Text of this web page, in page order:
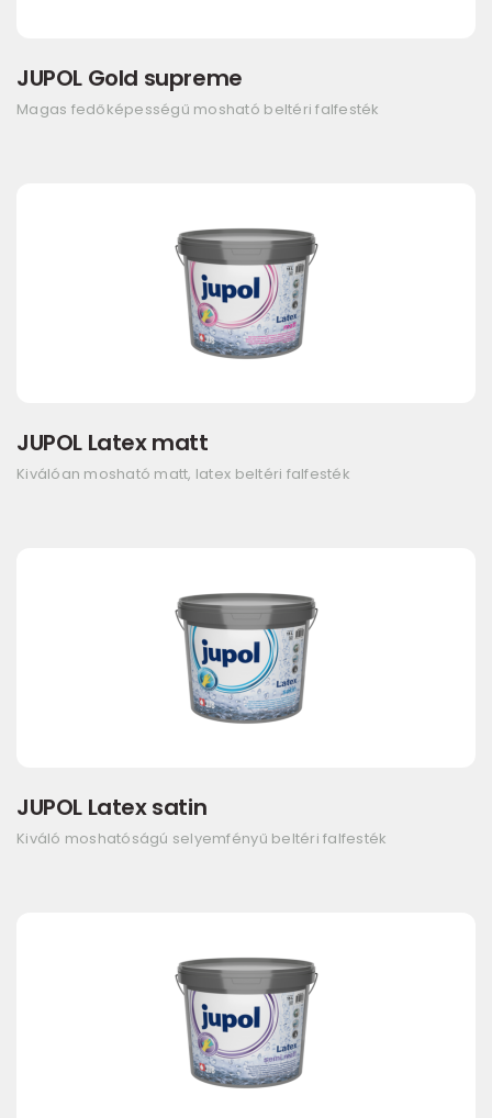
JUPOL Gold supreme
Magas fedőképességű mosható beltéri falfesték
JUPOL Latex matt
Kiválóan mosható matt, latex beltéri falfesték
JUPOL Latex satin
Kiváló moshatóságú selyemfényű beltéri falfesték